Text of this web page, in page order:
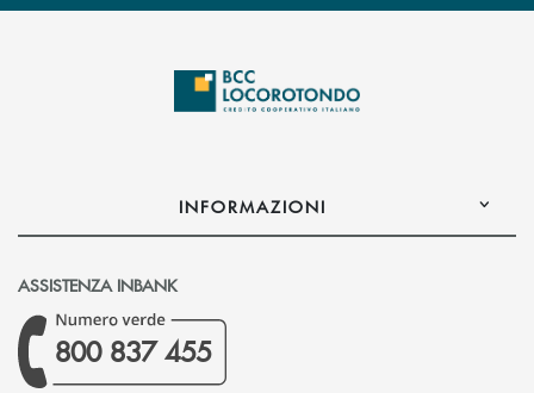
INFORMAZIONI
ASSISTENZA INBANK
800 837 455